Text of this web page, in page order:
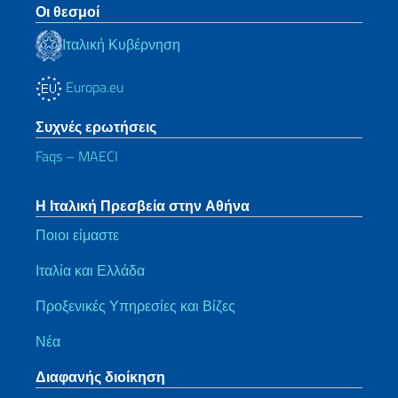
Οι θεσμοί
Ιταλική Κυβέρνηση
Europa.eu
Συχνές ερωτήσεις
Faqs – MAECI
Η Ιταλική Πρεσβεία στην Αθήνα
Ποιοι είμαστε
Ιταλία και Ελλάδα
Προξενικές Υπηρεσίες και Βίζες
Νέα
Διαφανής διοίκηση